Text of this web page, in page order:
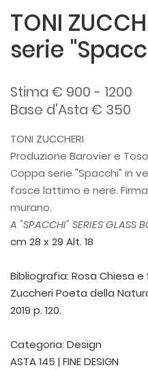
TONI
serie
Stima € 900 - 1200
Base d'Asta € 350
TONI ZUCCHERI
Produzione Barovier e
Coppa serie "Spacchi" in
fasce lattimo e nere.
murano.
A "SPACCHI" SERIES GLASS
cm 28 x 29 Alt. 18
Bibliografia: Rosa Chiesa
Zuccheri Poeta della
2019 p. 120.
Categoria: Design
ASTA 145 | FINE DESIGN